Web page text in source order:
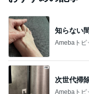
知らない
Amebaトピ
次世代掃
Amebaトピ